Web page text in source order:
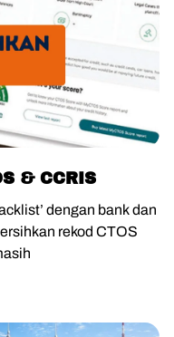
& CCRIS
dengan bank dan
rekod CTOS